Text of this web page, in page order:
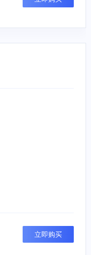
立即购买